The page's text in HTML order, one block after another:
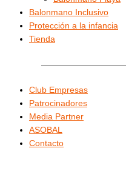
Balonmano Inclusivo
Protección a la infancia
Tienda
Club Empresas
Patrocinadores
Media Partner
ASOBAL
Contacto